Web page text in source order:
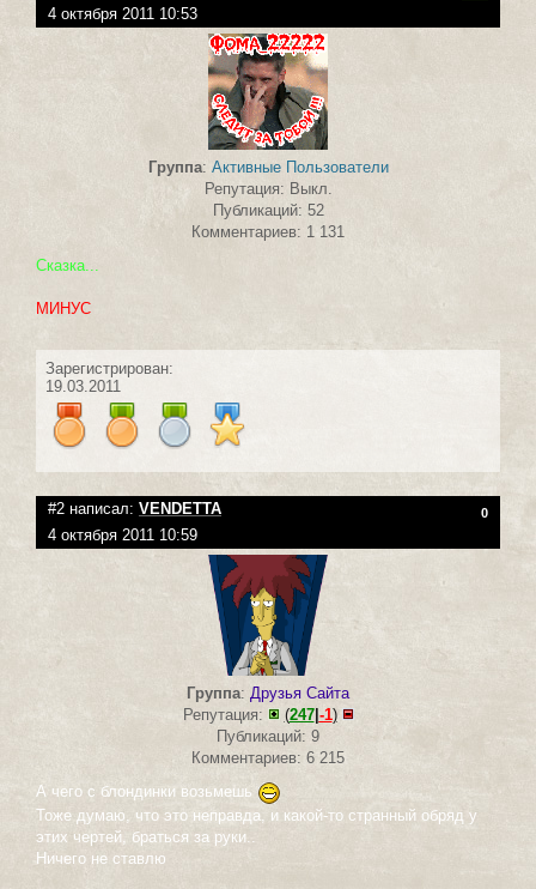
4 октября 2011 10:53
Группа: Активные Пользователи
Репутация: Выкл.
Публикаций: 52
Комментариев: 1 131
Сказка...
МИНУС
Зарегистрирован:
19.03.2011
#2 написал: VENDETTA 0
4 октября 2011 10:59
Группа: Друзья Сайта
Репутация:
(247| -1)
Публикаций: 9
Комментариев: 6 215
А чего с блондинки возьмешь
Тоже думаю, что это неправда, и какой-то странный обряд у
этих чертей, браться за руки..
Ничего не ставлю